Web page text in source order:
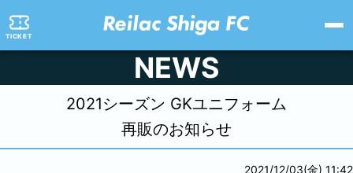
TICKET
NEWS
2021シーズン GKユニフォーム
再販のお知らせ
2021/12/03(金) 11:42